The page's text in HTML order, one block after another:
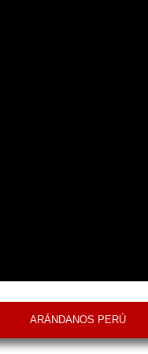
ARÁNDANOS PERÚ